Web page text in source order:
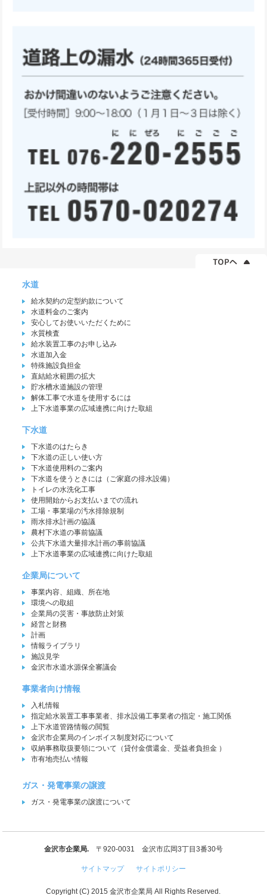
水道
給水契約の定型約款について
水道料金のご案内
安心してお使いいただくために
水質検査
給水装置工事のお申し込み
水道加入金
特殊施設負担金
直結給水範囲の拡大
貯水槽水道施設の管理
解体工事で水道を使用するには
上下水道事業の広域連携に向けた取組
下水道
下水道のはたらき
下水道の正しい使い方
下水道使用料のご案内
下水道を使うときには（ご家庭の排水設備）
トイレの水洗化工事
使用開始からお支払いまでの流れ
工場・事業場の汚水排除規制
雨水排水計画の協議
農村下水道の事前協議
公共下水道大量排水計画の事前協議
上下水道事業の広域連携に向けた取組
企業局について
事業内容、組織、所在地
環境への取組
企業局の災害・事故防止対策
経営と財務
計画
情報ライブラリ
施設見学
金沢市水道水源保全審議会
事業者向け情報
入札情報
指定給水装置工事事業者、排水設備工事業者の指定・施工関係
上下水道管路情報の閲覧
金沢市企業局のインボイス制度対応について
収納事務取扱要領について（貸付金償還金、受益者負担金 ）
市有地売払い情報
ガス・発電事業の譲渡
ガス・発電事業の譲渡について
金沢市企業局.〒920-0031 金沢市広岡3丁目3番30号
サイトマップ サイトポリシー
Copyright (C) 2015 金沢市企業局 All Rights Reserved.